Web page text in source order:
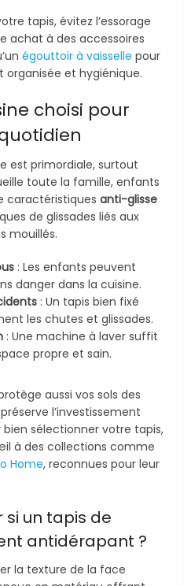
tapis, évitez l’essorage
achat à des accessoires
égouttoir à vaisselle pour
et hygiénique.
choisi pour
est primordiale, surtout
toute la famille, enfants
caractéristiquesanti-glisse
de glissades liés aux
mouillés.
: Les enfants peuvent
danger dans la cuisine.
: Un tapis bien fixé
les chutes et glissades.
: Une machine à laver suffit
propre et sain.
aussi vos sols des
l’investissement
sélectionner votre tapis,
à des collections comme
Home, reconnues pour leur
un tapis de
antidérapant ?
la texture de la face